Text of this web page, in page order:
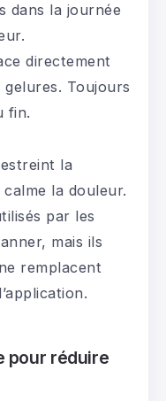
dans la journée
directement
Toujours
fin.
la
la douleur.
par les
mais ils
remplacent
pour réduire